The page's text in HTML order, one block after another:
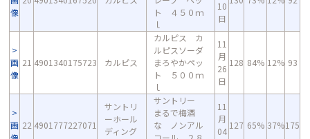
像
ト ４５０ｍ
ｌ
10
日
画
像
21 4901340175723 カルピス
カルピス カ
ルピスソーダ
まろやかペッ
ト ５００ｍ
ｌ
11
月
26
日
128 84% 12% 93
画 22 4901777227071
サントリ
ーホール
ディング
サントリー
まるで梅酒
な ノンアル
11
月
04
127 65% 37%175